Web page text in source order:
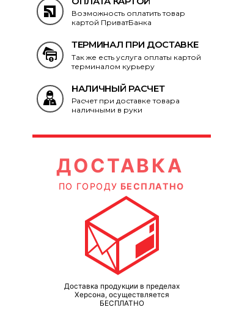
Возможность оплатить товар
картой ПриватБанка
ТЕРМИНАЛ ПРИ ДОСТАВКЕ
Так же есть услуга оплаты картой
терминалом курьеру
НАЛИЧНЫЙ РАСЧЕТ
Расчет при доставке товара
наличными в руки
ДОСТАВКА
ПО ГОРОДУ БЕСПЛАТНО
Доставка продукции в пределах
Херсона, осуществляется
БЕСПЛАТНО